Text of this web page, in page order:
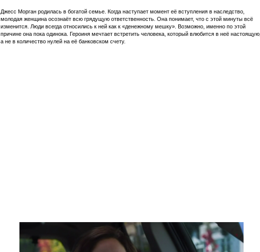
Джесс Морган родилась в богатой семье. Когда наступает момент её вступления в наследство,
молодая женщина осознаёт всю грядущую ответственность. Она понимает, что с этой минуты всё
изменится. Люди всегда относились к ней как к «денежному мешку». Возможно, именно по этой
причине она пока одинока. Героиня мечтает встретить человека, который влюбится в неё настоящую,
а не в количество нулей на её банковском счету.